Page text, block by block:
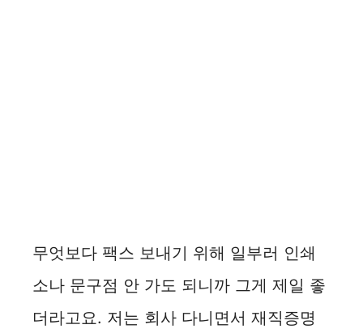
무엇보다 팩스 보내기 위해 일부러 인쇄
소나 문구점 안 가도 되니까 그게 제일 좋
더라고요. 저는 회사 다니면서 재직증명